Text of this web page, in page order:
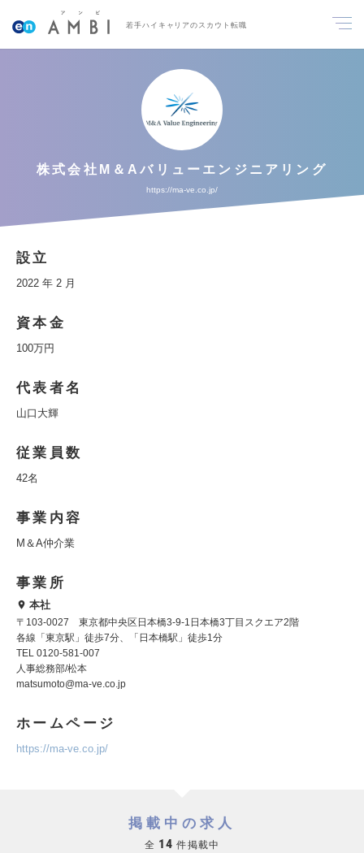
若手ハイキャリアのスカウト転職
株式会社M＆Aバリューエンジニアリング
https://ma-ve.co.jp/
設立
2022 年 2 月
資本金
100万円
代表者名
山口大輝
従業員数
42名
事業内容
M＆A仲介業
事業所
本社
〒103-0027 東京都中央区日本橋3-9-1日本橋3丁目スクエア2階
各線「東京駅」徒歩7分、「日本橋駅」徒歩1分
TEL 0120-581-007
人事総務部/松本
matsumoto@ma-ve.co.jp
ホームページ
https://ma-ve.co.jp/
掲載中の求人
全 14 件掲載中